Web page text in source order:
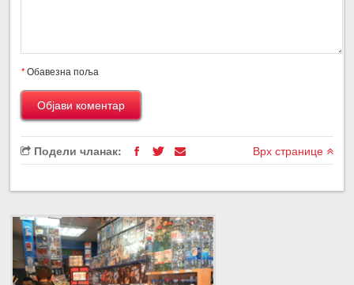
*Обавезна поља
Подели чланак: Врх странице